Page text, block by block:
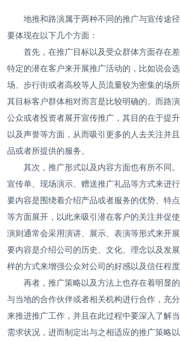
地推和路演属于两种不同的推广与宣传途
要体现在以下几个方面：
首先，在推广目标以及受众群体方面存在
特定的潜在客户来开展推广活动的，比如说会
场、步行街或者高校等人员流量较为密集的场
其目标客户群体相对而言是比较明确的。而路
公众或者投资者展开宣传推广，其目的在于提
以及声誉等方面，从而吸引更多的人去关注并
品或者所提供的服务。
其次，推广形式以及内容方面也有所不同
宣传单、现场演示、赠送推广礼品等方式来进
要内容是围绕着介绍产品或者服务的优势、特
等方面展开，以此来吸引潜在客户的关注并促
演则通常会采用演讲、展示、表演等形式来开
要内容是介绍公司的历史、文化、理念以及发
样的方式来增强公众对公司的好感以及信任程度
再者，推广策略以及方法上也存在着明显
与当地的合作伙伴或者相关机构进行合作，充
来推进推广工作，并且在此过程中要深入了解
需求状况，进而制定出与之相适应的推广策略